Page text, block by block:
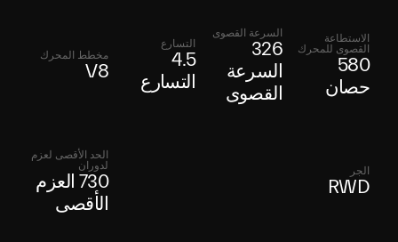
الاستطاعة
القصوى للمحرك
580
حصان
السرعة القصوى
326
السرعة
القصوى
التسارع
4.5
التسارع
مخطط المحرك
V8
الجر
RWD
الحد الأقصى لعزم
لدوران
730 العزم
الأقصى